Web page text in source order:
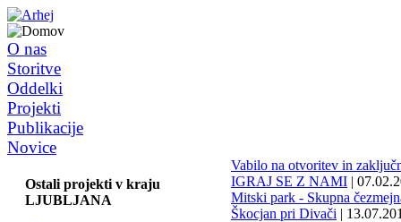
O nas
Storitve
Oddelki
Projekti
Publikacije
Novice
Ostali projekti v kraju
LJUBLJANA
Vabilo na otvoritev in
IGRAJ SE Z NAMI |
Mitski park - Skupna
Škocjan pri Divači |